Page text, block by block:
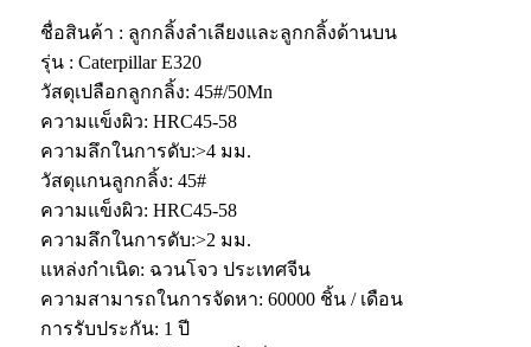
ชื่อสินค้า : ลูกกลิ้งลำเลียงและลูกกลิ้งด้านบน
รุ่น : Caterpillar E320
วัสดุเปลือกลูกกลิ้ง: 45#/50Mn
ความแข็งผิว: HRC45-58
ความลึกในการดับ:>4 มม.
วัสดุแกนลูกกลิ้ง: 45#
ความแข็งผิว: HRC45-58
ความลึกในการดับ:>2 มม.
แหล่งกำเนิด: ฉวนโจว ประเทศจีน
ความสามารถในการจัดหา: 60000 ชิ้น / เดือน
การรับประกัน: 1 ปี